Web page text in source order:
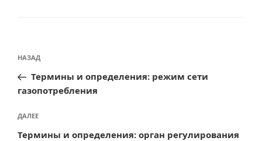
Навигация
записям
Предыдущая
запись:
НАЗАД
Термины и определения: режим сети
газопотребления
Следующая
запись
ДАЛЕЕ
Термины и определения: орган регулирования